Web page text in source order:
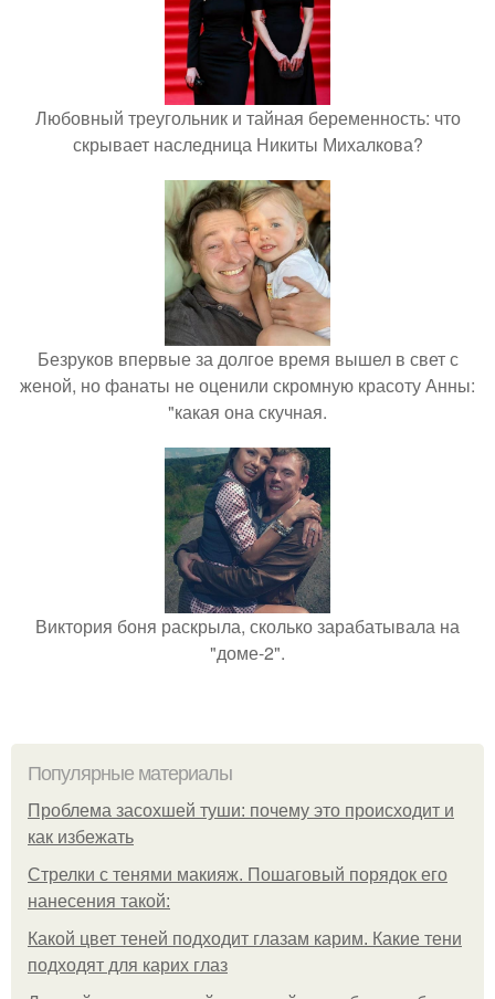
Любовный треугольник и тайная беременность: что
скрывает наследница Никиты Михалкова?
Безруков впервые за долгое время вышел в свет с
женой, но фанаты не оценили скромную красоту Анны:
"какая она скучная.
Виктория боня раскрыла, сколько зарабатывала на
"доме-2".
Популярные материалы
Проблема засохшей туши: почему это происходит и
как избежать
Стрелки с тенями макияж. Пошаговый порядок его
нанесения такой:
Какой цвет теней подходит глазам карим. Какие тени
подходят для карих глаз